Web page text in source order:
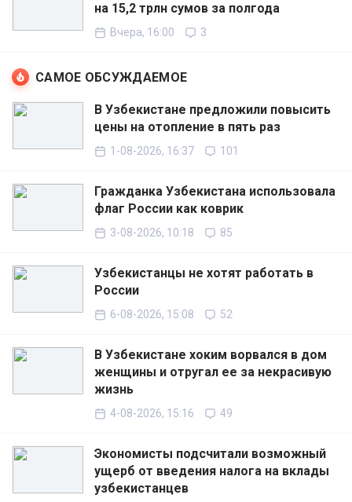
на 15,2 трлн сумов за полгода
Вчера, 16:00 3
САМОЕ ОБСУЖДАЕМОЕ
В Узбекистане предложили повысить
цены на отопление в пять раз
1-08-2026, 16:37 101
Гражданка Узбекистана использовала
флаг России как коврик
3-08-2026, 10:18 85
Узбекистанцы не хотят работать в
России
6-08-2026, 15:08 52
В Узбекистане хоким ворвался в дом
женщины и отругал ее за некрасивую
жизнь
4-08-2026, 15:16 49
Экономисты подсчитали возможный
ущерб от введения налога на вклады
узбекистанцев